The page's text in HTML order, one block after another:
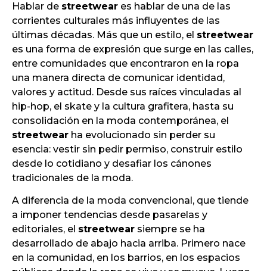
Hablar de streetwear es hablar de una de las
corrientes culturales más influyentes de las
últimas décadas. Más que un estilo, el streetwear
es una forma de expresión que surge en las calles,
entre comunidades que encontraron en la ropa
una manera directa de comunicar identidad,
valores y actitud. Desde sus raíces vinculadas al
hip-hop, el skate y la cultura grafitera, hasta su
consolidación en la moda contemporánea, el
streetwear ha evolucionado sin perder su
esencia: vestir sin pedir permiso, construir estilo
desde lo cotidiano y desafiar los cánones
tradicionales de la moda.
A diferencia de la moda convencional, que tiende
a imponer tendencias desde pasarelas y
editoriales, el streetwear siempre se ha
desarrollado de abajo hacia arriba. Primero nace
en la comunidad, en los barrios, en los espacios